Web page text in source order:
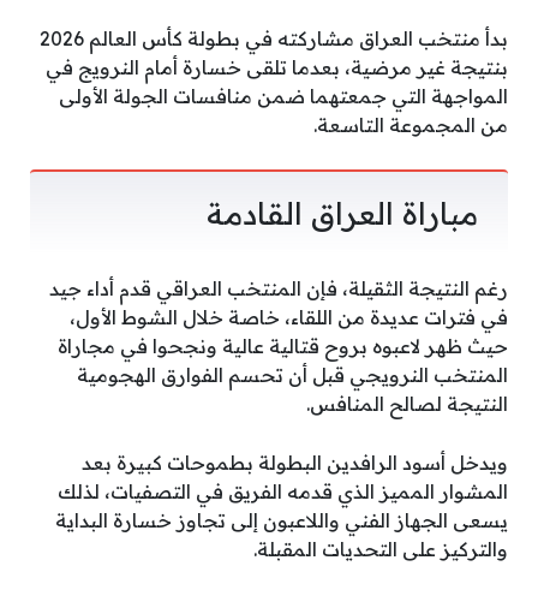
بدأ منتخب العراق مشاركته في بطولة كأس العالم 2026
بنتيجة غير مرضية، بعدما تلقى خسارة أمام النرويج في
المواجهة التي جمعتهما ضمن منافسات الجولة الأولى
من المجموعة التاسعة.
مباراة العراق القادمة
رغم النتيجة الثقيلة، فإن المنتخب العراقي قدم أداء جيد
في فترات عديدة من اللقاء، خاصة خلال الشوط الأول،
حيث ظهر لاعبوه بروح قتالية عالية ونجحوا في مجاراة
المنتخب النرويجي قبل أن تحسم الفوارق الهجومية
النتيجة لصالح المنافس.
ويدخل أسود الرافدين البطولة بطموحات كبيرة بعد
المشوار المميز الذي قدمه الفريق في التصفيات، لذلك
يسعى الجهاز الفني واللاعبون إلى تجاوز خسارة البداية
والتركيز على التحديات المقبلة.